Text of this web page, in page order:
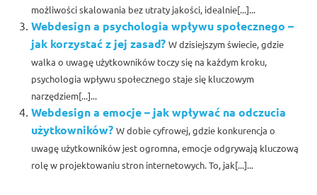
możliwości skalowania bez utraty jakości, idealnie[...]...
Webdesign a psychologia wpływu społecznego –
jak korzystać z jej zasad? W dzisiejszym świecie, gdzie
walka o uwagę użytkowników toczy się na każdym kroku,
psychologia wpływu społecznego staje się kluczowym
narzędziem[...]...
Webdesign a emocje – jak wpływać na odczucia
użytkowników? W dobie cyfrowej, gdzie konkurencja o
uwagę użytkowników jest ogromna, emocje odgrywają kluczową
rolę w projektowaniu stron internetowych. To, jak[...]...